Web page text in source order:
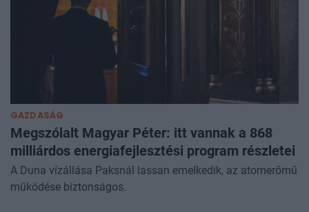
GAZDASÁG
Megszólalt Magyar Péter: itt vannak a 868
milliárdos energiafejlesztési program részletei
A Duna vízállása Paksnál lassan emelkedik, az atomerőmű
működése biztonságos.